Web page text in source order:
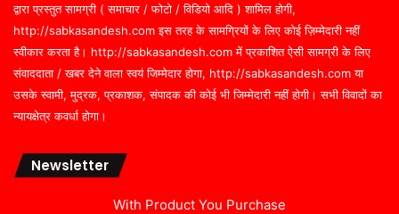
द्वारा प्रस्तुत सामग्री ( समाचार / फोटो / विडियो आदि ) शामिल होगी,
http://sabkasandesh.com इस तरह के सामग्रियों के लिए कोई ज़िम्मेदारी नहीं
स्वीकार करता है। http://sabkasandesh.com में प्रकाशित ऐसी सामग्री के लिए
संवाददाता / खबर देने वाला स्वयं जिम्मेदार होगा, http://sabkasandesh.com या
उसके स्वामी, मुद्रक, प्रकाशक, संपादक की कोई भी जिम्मेदारी नहीं होगी। सभी विवादों का
न्यायक्षेत्र कवर्धा होगा।
Newsletter
With Product You Purchase